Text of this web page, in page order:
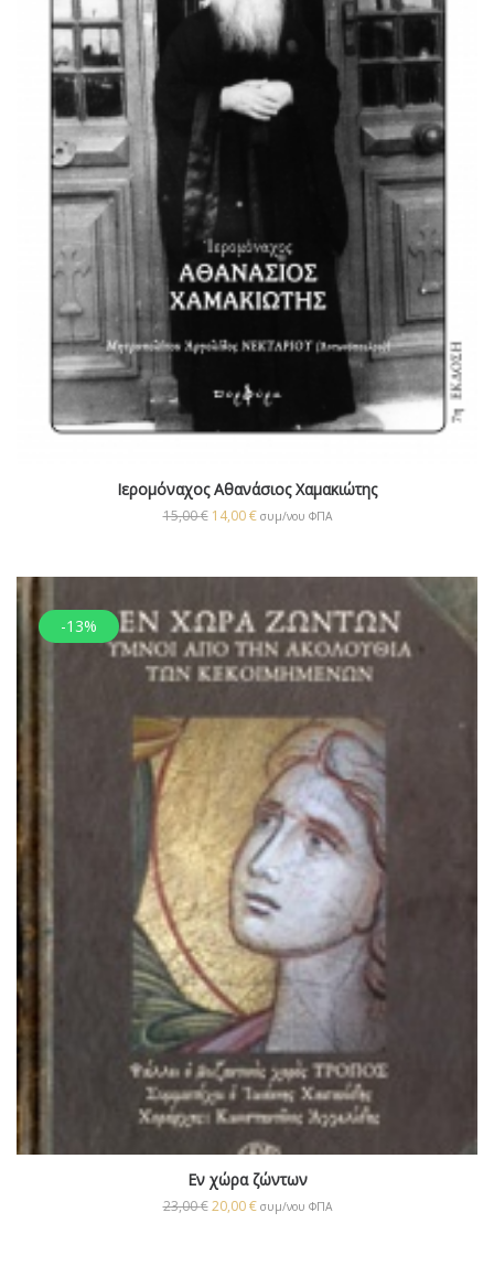
Ιερομόναχος Αθανάσιος Χαμακιώτης
15,00€ 14,00€ συμ/νου ΦΠΑ
-13%
Εν χώρα ζώντων
23,00€ 20,00€ συμ/νου ΦΠΑ